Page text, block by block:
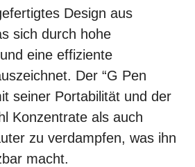
Design aus
sich durch hohe
eine effiziente
Der “G Pen
seiner Portabilität und der
Konzentrate als auch
zu verdampfen, was ihn
macht.